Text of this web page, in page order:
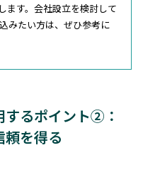
ます。会社設立を検討して
みたい方は、ぜひ参考に
するポイント②：
を得る